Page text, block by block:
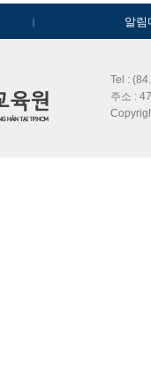
알림
Tel :
주소 :